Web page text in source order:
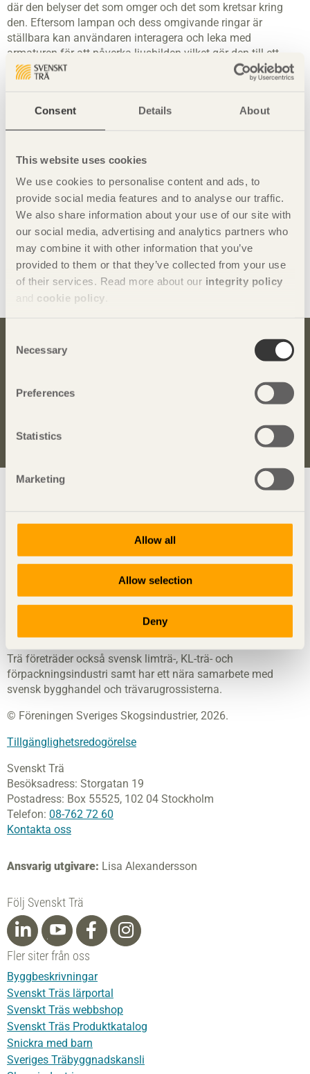
Consent Details About
This website uses cookies
We use cookies to personalise content and ads, to
provide social media features and to analyse our traffic.
We also share information about your use of our site with
our social media, advertising and analytics partners who
may combine it with other information that you’ve
provided to them or that they’ve collected from your use
of their services. Read more about our integrity policy
and cookie policy
Selection
Necessary
Preferences
Statistics
Marketing
Allow all
Allow selection
Deny
där den belyser det som omger och det som kretsar kring
den. Eftersom lampan och dess omgivande ringar är
ställbara kan användaren interagera och leka med
armaturen för att påverka ljusbilden vilket gör den till ett
spännande ljussättningsverktyg. I armaturen möts gammalt
och nytt, med svensk furu, LED, pulverlackad aluminium och
L05
Dandelion
Cone
December
Nock
Take away
Knall
Bli inspirerad och lär dig mer om trä
Anmäl dig här för att få information om publikationer,
seminarier och Svenskt Träs nyhetsbrev
Trä.
Svenskt Träsprider kunskap om trä, träprodukter och
livskraftig sågverksnäring. Det gör vi genom att inspirera,
utbilda och driva teknisk utveckling.
Svenskt Trä representerar svensk sågverksindustri och är en
Trä företräder också svensk limträ-, KL-trä- och
förpackningsindustri samt har ett nära samarbete med
svensk bygghandel och trävarugrossisterna.
© Föreningen Sveriges Skogsindustrier, 2026.
Tillgänglighetsredogörelse
Svenskt Trä
Besöksadress: Storgatan 19
Postadress: Box 55525, 102 04 Stockholm
Telefon: 08-762 72 60
Kontakta oss
Ansvarig utgivare: Lisa Alexandersson
Följ Svenskt Trä
Fler siter från oss
Byggbeskrivningar
Svenskt Träs lärportal
Svenskt Träs webbshop
Svenskt Träs Produktkatalog
Snickra med barn
Sveriges Träbyggnadskansli